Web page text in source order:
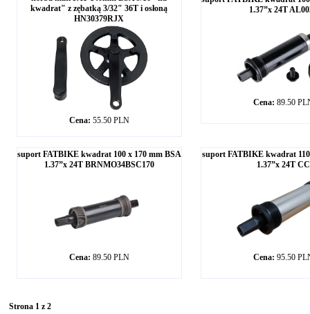
kwadrat" z zębatką 3/32" 36T i osłoną
HN30379RJX
Cena: 55.50 PLN
1.37”x 24T
Cena: 89.50
suport FATBIKE kwadrat 100 x 170 mm BSA
1.37”x 24T BRNMO34BSC170
Cena: 89.50 PLN
suport FATBIKE kwadrat
1.37”x 24T CC
Cena: 95.50
Strona 1 z 2